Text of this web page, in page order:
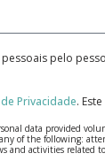
pelo
Privacidade.
data provided
any of the following:
activities related to